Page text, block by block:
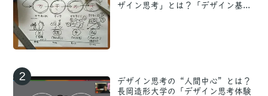
ザイン思考」とは？「デザイン基...
2
デザイン思考の“人間中心”とは？
長岡造形大学の「デザイン思考体験